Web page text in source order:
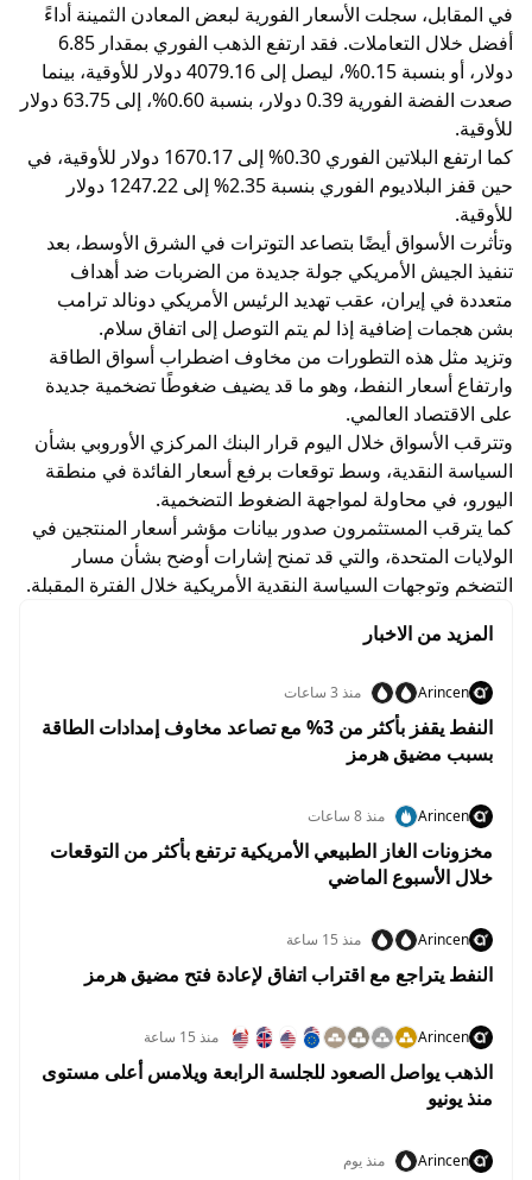
في المقابل، سجلت الأسعار الفورية لبعض المعادن الثمينة أداءً
أفضل خلال التعاملات. فقد ارتفع الذهب الفوري بمقدار 6.85
دولار، أو بنسبة 0.15%، ليصل إلى 4079.16 دولار للأوقية، بينما
صعدت الفضة الفورية 0.39 دولار، بنسبة 0.60%، إلى 63.75 دولار
للأوقية.
كما ارتفع البلاتين الفوري 0.30% إلى 1670.17 دولار للأوقية، في
حين قفز البلاديوم الفوري بنسبة 2.35% إلى 1247.22 دولار
للأوقية.
وتأثرت الأسواق أيضًا بتصاعد التوترات في الشرق الأوسط، بعد
تنفيذ الجيش الأمريكي جولة جديدة من الضربات ضد أهداف
متعددة في إيران، عقب تهديد الرئيس الأمريكي دونالد ترامب
بشن هجمات إضافية إذا لم يتم التوصل إلى اتفاق سلام.
وتزيد مثل هذه التطورات من مخاوف اضطراب أسواق الطاقة
وارتفاع أسعار النفط، وهو ما قد يضيف ضغوطًا تضخمية جديدة
على الاقتصاد العالمي.
وتترقب الأسواق خلال اليوم قرار البنك المركزي الأوروبي بشأن
السياسة النقدية، وسط توقعات برفع أسعار الفائدة في منطقة
اليورو، في محاولة لمواجهة الضغوط التضخمية.
كما يترقب المستثمرون صدور بيانات مؤشر أسعار المنتجين في
الولايات المتحدة، والتي قد تمنح إشارات أوضح بشأن مسار
التضخم وتوجهات السياسة النقدية الأمريكية خلال الفترة المقبلة.
المزيد من الاخبار
Arincen منذ 3 ساعات
النفط يقفز بأكثر من 3% مع تصاعد مخاوف إمدادات الطاقة
بسبب مضيق هرمز
Arincen منذ 8 ساعات
مخزونات الغاز الطبيعي الأمريكية ترتفع بأكثر من التوقعات
خلال الأسبوع الماضي
Arincen منذ 15 ساعة
النفط يتراجع مع اقتراب اتفاق لإعادة فتح مضيق هرمز
Arincen منذ 15 ساعة
الذهب يواصل الصعود للجلسة الرابعة ويلامس أعلى مستوى
منذ يونيو
Arincen منذ يوم